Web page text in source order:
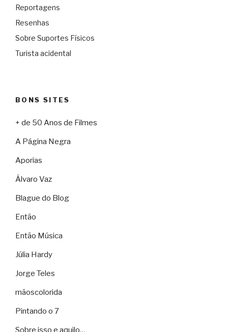
Reportagens
Resenhas
Sobre Suportes Físicos
Turista acidental
BONS SITES
+ de 50 Anos de Filmes
A Página Negra
Aporias
Álvaro Vaz
Blague do Blog
Então
Então Música
Júlia Hardy
Jorge Teles
mãoscolorida
Pintando o 7
Sobre isso e aquilo…